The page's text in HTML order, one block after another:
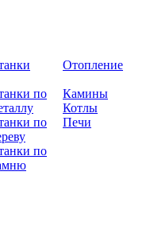
по
по
по
Отопление
Камины
Котлы
Печи